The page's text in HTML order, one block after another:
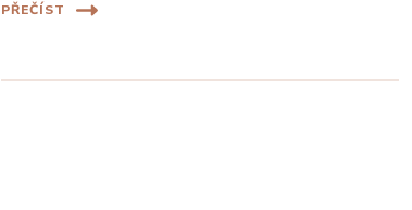
PŘEČÍST